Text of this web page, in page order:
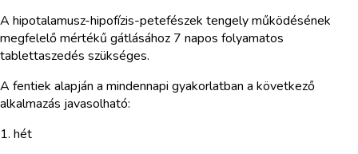
A hipotalamusz-hipofízis-petefészek tengely működésének
megfelelő mértékű gátlásához 7 napos folyamatos
tablettaszedés szükséges.
A fentiek alapján a mindennapi gyakorlatban a következő
alkalmazás javasolható:
1. hét